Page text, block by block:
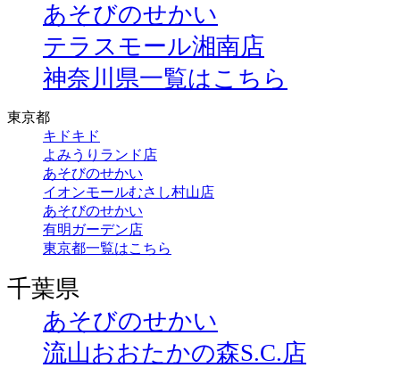
あそびのせかい
テラスモール湘南店
神奈川県一覧はこちら
東京都
キドキド
よみうりランド店
あそびのせかい
イオンモールむさし村山店
あそびのせかい
有明ガーデン店
東京都一覧はこちら
千葉県
あそびのせかい
流山おおたかの森S.C.店